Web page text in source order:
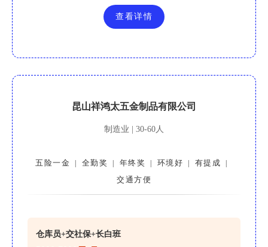
查看详情
昆山祥鸿太五金制品有限公司
制造业 | 30-60人
五险一金 | 全勤奖 | 年终奖 | 环境好 | 有提成 |
交通方便
仓库员+交社保+长白班